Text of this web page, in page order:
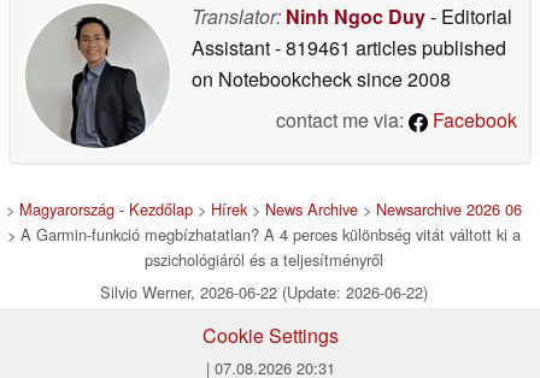
Translator: Ninh Ngoc Duy- Editorial
Assistant- 819461 articles published
on Notebookchecksince 2008
contact me via:
Facebook
> Magyarország - Kezdőlap > Hírek> News Archive > Newsarchive 2026 06
> A Garmin-funkció megbízhatatlan? A 4 perces különbség vitát váltott ki a
pszichológiáról és a teljesítményről
Silvio Werner, 2026-06-22 (Update: 2026-06-22)
Cookie Settings
| 07.08.2026 20:31